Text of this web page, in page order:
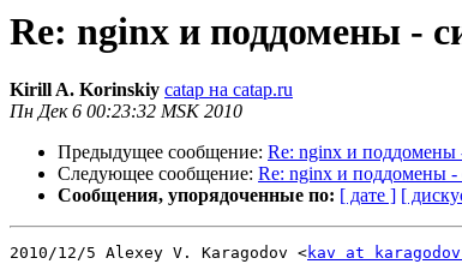
Re: nginx и поддомены -
Kirill A. Korinskiy catap на catap.ru
Пн Дек 6 00:23:32 MSK 2010
Предыдущее сообщение: Re: nginx и поддомены
Следующее сообщение: Re: nginx и поддомены -
Сообщения, упорядоченные по: [ дате ] [
2010/12/5 Alexey V. Karagodov <kav at